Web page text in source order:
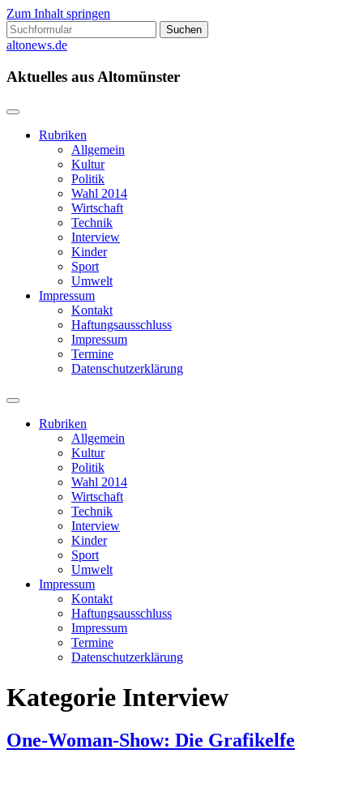
Zum Inhalt springen
Suchen
nach:
altonews.de
Aktuelles aus Altomünster
Rubriken
Allgemein
Kultur
Politik
Wahl 2014
Wirtschaft
Technik
Interview
Kinder
Sport
Umwelt
Impressum
Kontakt
Haftungsausschluss
Impressum
Termine
Datenschutzerklärung
Suchfeld
ein-/ausblenden
Rubriken
Allgemein
Kultur
Politik
Wahl 2014
Wirtschaft
Technik
Interview
Kinder
Sport
Umwelt
Impressum
Kontakt
Haftungsausschluss
Impressum
Termine
Datenschutzerklärung
Kategorie Interview
One-Woman-Show: Die Grafikelfe